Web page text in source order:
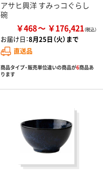
アサヒ興洋 すみっコぐらし
碗
￥468 ￥176,421
お届け日：8月25日（火）まで
直送品
商品タイプ・販売単位違いの商品が6商品あ
ります